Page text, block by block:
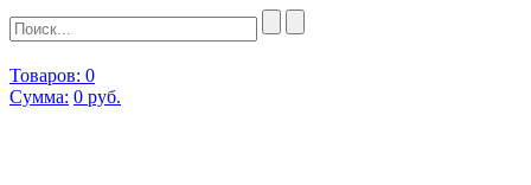
Товаров: 0
Сумма: 0 руб.